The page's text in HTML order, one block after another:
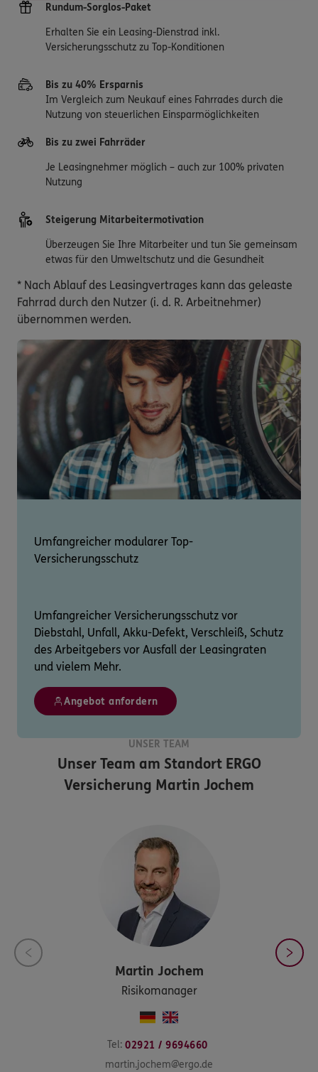
Rundum-Sorglos-Paket
Erhalten Sie ein Leasing-Dienstrad inkl.
Versicherungsschutz zu Top-Konditionen
Bis zu 40% Ersparnis
Im Vergleich zum Neukauf eines Fahrrades durch die
Nutzung von steuerlichen Einsparmöglichkeiten
Bis zu zwei Fahrräder
Je Leasingnehmer möglich – auch zur 100% privaten
Nutzung
Steigerung Mitarbeitermotivation
Überzeugen Sie Ihre Mitarbeiter und tun Sie gemeinsam
etwas für den Umweltschutz und die Gesundheit
* Nach Ablauf des Leasingvertrages kann das geleaste
Fahrrad durch den Nutzer (i. d. R. Arbeitnehmer)
übernommen werden.
Umfangreicher modularer Top-
Versicherungsschutz
Umfangreicher Versicherungsschutz vor
Diebstahl, Unfall, Akku-Defekt, Verschleiß, Schutz
des Arbeitgebers vor Ausfall der Leasingraten
und vielem Mehr.
Angebot anfordern
UNSER TEAM
Unser Team am StandortERGO
Versicherung Martin Jochem
Martin Jochem
Risikomanager
Tel: 02921 / 9694660
martin.jochem@ergo.de